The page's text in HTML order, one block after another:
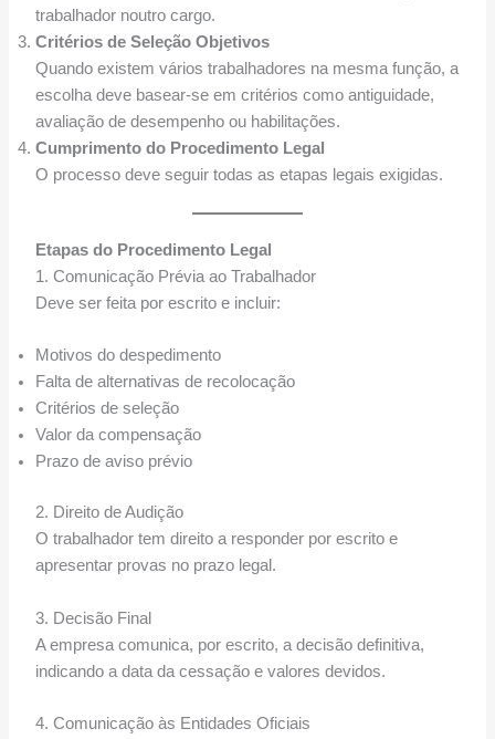
trabalhador noutro cargo.
Critérios de Seleção Objetivos
Quando existem vários trabalhadores na mesma função, a
escolha deve basear-se em critérios como antiguidade,
avaliação de desempenho ou habilitações.
Cumprimento do Procedimento Legal
O processo deve seguir todas as etapas legais exigidas.
Etapas do Procedimento Legal
1. Comunicação Prévia ao Trabalhador
Deve ser feita por escrito e incluir:
Motivos do despedimento
Falta de alternativas de recolocação
Critérios de seleção
Valor da compensação
Prazo de aviso prévio
2. Direito de Audição
O trabalhador tem direito a responder por escrito e
apresentar provas no prazo legal.
3. Decisão Final
A empresa comunica, por escrito, a decisão definitiva,
indicando a data da cessação e valores devidos.
4. Comunicação às Entidades Oficiais